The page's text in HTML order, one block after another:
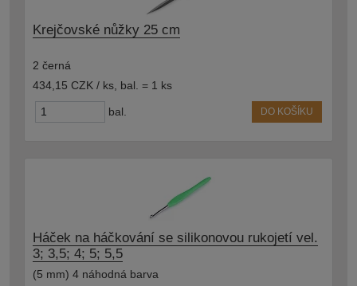
Krejčovské nůžky 25 cm
2 černá
434,15 CZK / ks bal. = 1 ks
bal. DO KOŠÍKU
Háček na háčkování se silikonovou rukojetí vel.
3; 3,5; 4; 5; 5,5
(5 mm) 4 náhodná barva